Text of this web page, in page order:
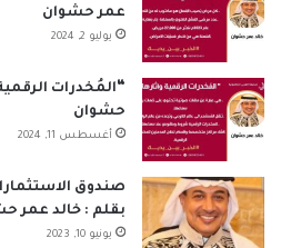
عمر حشوان
يوليو 2, 2024
“المُخدرات
حشوان
أغسطس 11, 2024
صندوق
بقلم : خالد عمر
يونيو 10, 2023